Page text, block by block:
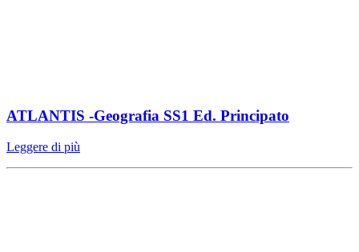
ATLANTIS -Geografia SS1 Ed. Principato
Leggere di più